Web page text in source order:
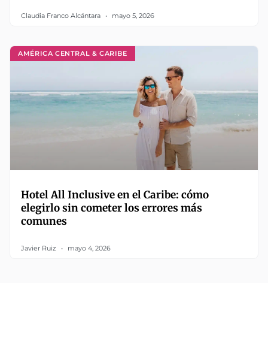
Claudia Franco Alcántara mayo 5, 2026
AMÉRICA CENTRAL & CARIBE
Hotel All Inclusive en el Caribe: cómo
elegirlo sin cometer los errores más
comunes
Javier Ruiz mayo 4, 2026